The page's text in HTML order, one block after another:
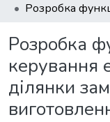
Розробка
керування
ділянки